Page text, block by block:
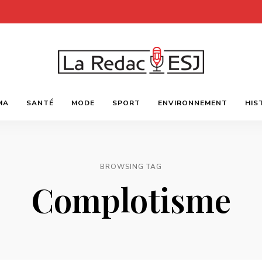
LA
ESJ
des
étudiants
SANTÉ MODE SPORT ENVIRONNEMENT
BROWSING TAG
Complotisme